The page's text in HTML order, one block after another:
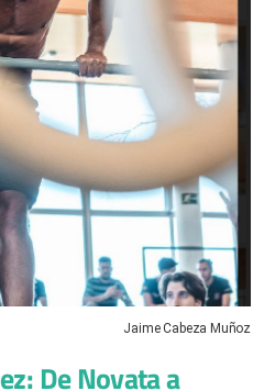
Jaime Cabeza Muñoz
De Novata a